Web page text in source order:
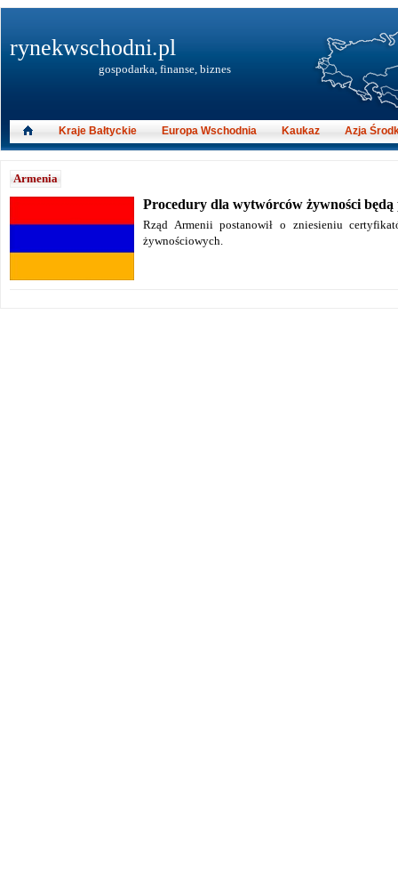
Armenia
Procedury dla wytwórców żywności będą
Rząd Armenii postanowił o zniesieniu
żywnościowych.
rynekwschodni.pl
gospodarka, finanse, biznes
Kraje Bałtyckie Europa Wschodnia Kaukaz Azja